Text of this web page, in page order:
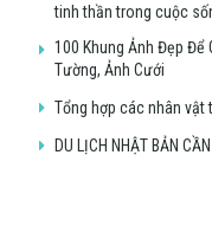
tinh thần trong cuộc
100 Khung Ảnh Đẹp Để
Tường, Ảnh Cưới
Tổng hợp các nhân vật
DU LỊCH NHẬT BẢN